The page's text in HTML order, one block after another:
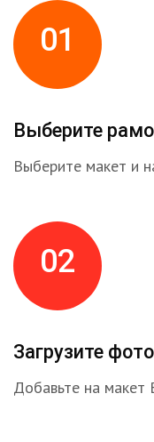
01
Выберите
Выберите макет и
02
Загрузите фото
Добавьте на